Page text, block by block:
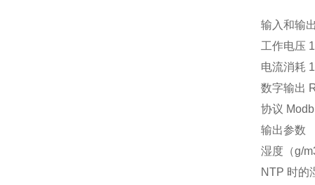
输入和输
工作电压
电流消耗
数字输出
协议
输出参数
湿度（g/
NTP 时的